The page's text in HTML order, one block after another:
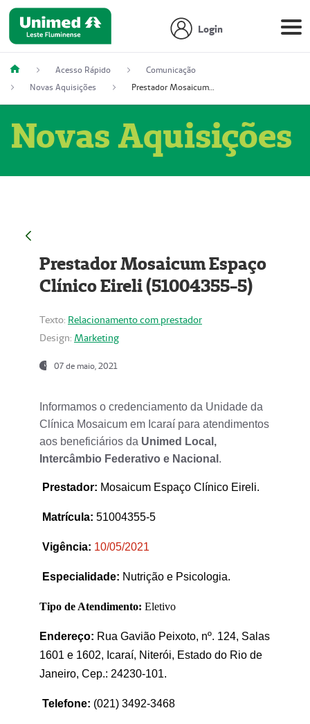
Login
Acesso Rápido
Comunicação
Novas Aquisições
Prestador Mosaicum Espaço Clínico Eireli (51004355-5)
Novas Aquisições
Prestador Mosaicum Espaço
Clínico Eireli (51004355-5)
Texto: Relacionamento com prestador
Design: Marketing
07 de maio, 2021
Informamos o credenciamento da Unidade da
Clínica Mosaicum em Icaraí para atendimentos
aos beneficiários da Unimed Local,
Intercâmbio Federativo e Nacional .
Prestador: Mosaicum Espaço Clínico Eireli.
Matrícula: 51004355-5
Vigência: 10/05/2021
Especialidade: Nutrição e Psicologia.
Tipo de Atendimento: Eletivo
Endereço: Rua Gavião Peixoto, nº. 124, Salas
1601 e 1602, Icaraí, Niterói, Estado do Rio de
Janeiro, Cep.: 24230-101.
Telefone: (021) 3492-3468